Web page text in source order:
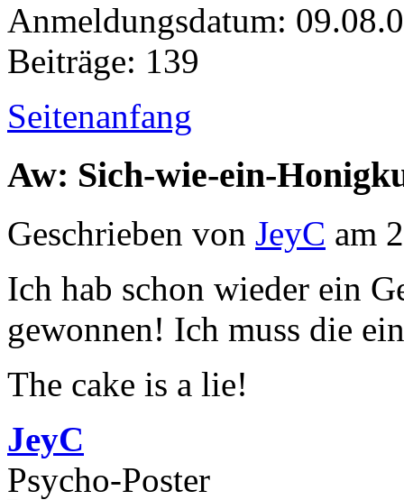
Anmeldungsdatum:
Beiträge: 139
Seitenanfang
Aw: Sich-wie-ein-
Geschrieben von JeyC am
Ich hab schon wieder ein
gewonnen! Ich muss die
The cake is a lie!
JeyC
Psycho-Poster